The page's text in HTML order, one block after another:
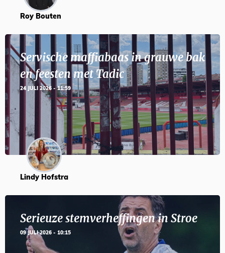
Roy Bouten
Servische maffiabaas in grauwe bak
en feesten met Tadic
24 JULI 2026 - 11:59
Lindy Hofstra
Serieuze stemverheffingen in Stroe
09 JULI 2026 - 10:15